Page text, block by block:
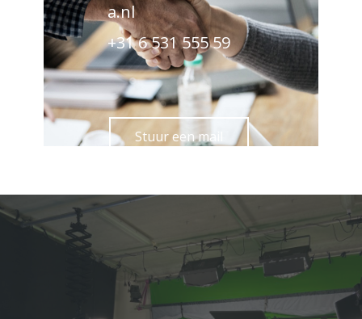
a.nl
+31 6 531 555 59
Stuur een mail